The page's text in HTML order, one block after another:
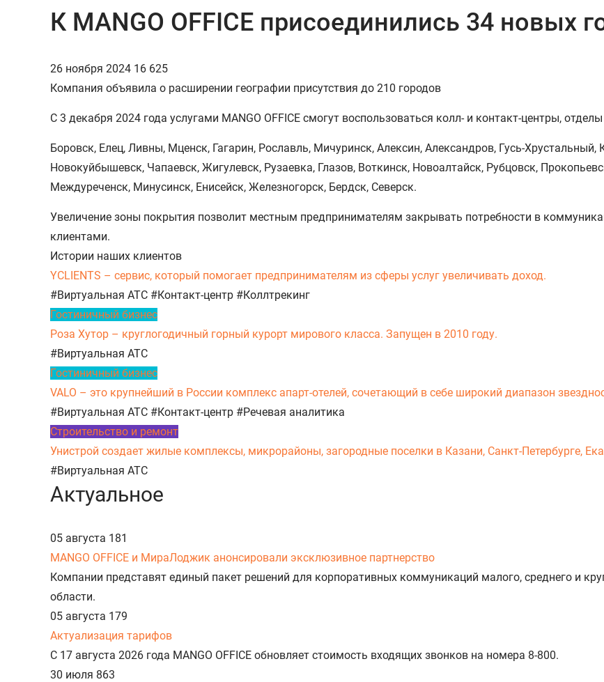
К MANGO OFFICE присоединились 34 новых
26 ноября 2024 16 625
Компания объявила о расширении географии присутствия до 210 городов
С 3 декабря 2024 года услугами MANGO OFFICE смогут воспользоваться колл- и контакт-центры,
Боровск, Елец, Ливны, Мценск, Гагарин, Рославль, Мичуринск, Алексин, Александров, Гусь-
Новокуйбышевск, Чапаевск, Жигулевск, Рузаевка, Глазов, Воткинск, Новоалтайск, Рубцовск,
Междуреченск, Минусинск, Енисейск, Железногорск, Бердск, Северск.
Увеличение зоны покрытия позволит местным предпринимателям закрывать потребности в
клиентами.
Истории наших клиентов
YCLIENTS – сервис, который помогает предпринимателям из сферы услуг увеличивать доход.
#Виртуальная АТС #Контакт-центр #Коллтрекинг
Гостиничный бизнес
Роза Хутор – круглогодичный горный курорт мирового класса. Запущен в 2010 году.
#Виртуальная АТС
Гостиничный бизнес
VALO – это крупнейший в России комплекс апарт-отелей, сочетающий в себе широкий диапазон
#Виртуальная АТС #Контакт-центр #Речевая аналитика
Строительство и ремонт
Унистрой создает жилые комплексы, микрорайоны, загородные поселки в Казани, Санкт-Петербурге,
#Виртуальная АТС
Актуальное
05 августа 181
MANGO OFFICE и МираЛоджик анонсировали эксклюзивное партнерство
Компании представят единый пакет решений для корпоративных коммуникаций малого, среднего и
области.
05 августа 179
Актуализация тарифов
С 17 августа 2026 года MANGO OFFICE обновляет стоимость входящих звонков на номера 8-800.
30 июля 863